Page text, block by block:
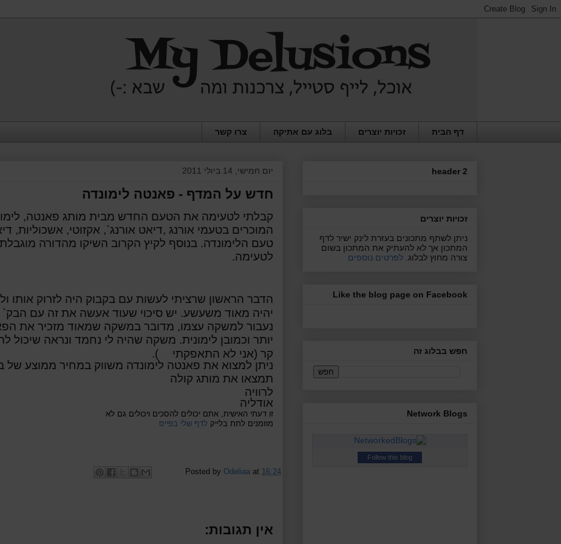
דף הבית זכויות יוצרים בלוג עם אתיקה צרו קשר
יום חמישי, 14 ביולי 2011
חדש על המדף - פאנטה לימונדה
קבלתי לטעימה את הטעם החדש מבית מותג פאנטה,
המוכרים בטעמי אורנג ,דיאט אורנג`, אקזוטי, אשכוליות,
טעם הלימונדה. בנוסף לקיץ הקרוב השיקו מהדורה
לטעימה.
הדבר הראשון שרציתי לעשות עם בקבוק היה לזרוק אותו
יהיה מאוד משעשע. יש סיכוי שעוד אעשה את זה עם הבק`
נעבור למשקה עצמו, מדובר במשקה שמאוד מזכיר את
יותר וכמובן לימונית. משקה שהיה לי נחמד ונראה שיכול
קר (אני לא התאפקתי
).
תמצאו את מותג קולה
לרוויה
אודליה
זו דעתי האישית, אתם יכולים להסכים ויכולים גם לא
מוזמנים לתת בלייק לדף שלי בפייס
Posted by Odeliaa at 16:24
אין תגובות:
header 2
זכויות יוצרים
ניתן לשתף מתכונים בעזרת לינק ישיר לדף
המתכון אך לא להעתיק את המתכון בשום
צורה מחוץ לבלוג. לפרטים נוספים
Like the blog page on Facebook
חפש בבלוג זה
Network Blogs
Follow this blog